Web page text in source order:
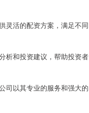
灵活的配资方案，满足不同
析和投资建议，帮助投资者
司以其专业的服务和强大的